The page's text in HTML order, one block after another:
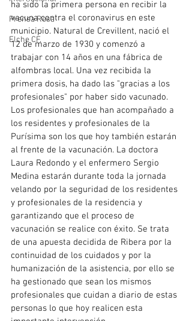
Prensa Rosa
Elche CF.
ha sido la primera persona en recibir la
vacuna contra el coronavirus en este
municipio. Natural de Crevillent, nació el
12 de marzo de 1930 y comenzó a
trabajar con 14 años en una fábrica de
alfombras local. Una vez recibida la
primera dosis, ha dado las "gracias a los
profesionales" por haber sido vacunado.
Los profesionales que han acompañado a
los residentes y profesionales de la
Purísima son los que hoy también estarán
al frente de la vacunación. La doctora
Laura Redondo y el enfermero Sergio
Medina estarán durante toda la jornada
velando por la seguridad de los residentes
y profesionales de la residencia y
garantizando que el proceso de
vacunación se realice con éxito. Se trata
de una apuesta decidida de Ribera por la
continuidad de los cuidados y por la
humanización de la asistencia, por ello se
ha gestionado que sean los mismos
profesionales que cuidan a diario de estas
personas lo que hoy realicen esta